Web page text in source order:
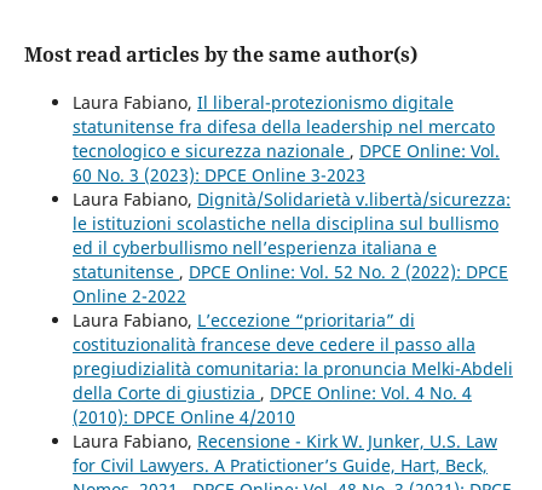
Most read articles by the same author(s)
Laura Fabiano, Il liberal-protezionismo digitale
statunitense fra difesa della leadership nel mercato
tecnologico e sicurezza nazionale , DPCE Online: Vol.
60 No. 3 (2023): DPCE Online 3-2023
Laura Fabiano, Dignità/Solidarietà v.libertà/sicurezza:
le istituzioni scolastiche nella disciplina sul bullismo
ed il cyberbullismo nell’esperienza italiana e
statunitense , DPCE Online: Vol. 52 No. 2 (2022): DPCE
Online 2-2022
Laura Fabiano, L’eccezione “prioritaria” di
costituzionalità francese deve cedere il passo alla
pregiudizialità comunitaria: la pronuncia Melki-Abdeli
della Corte di giustizia , DPCE Online: Vol. 4 No. 4
(2010): DPCE Online 4/2010
Laura Fabiano, Recensione - Kirk W. Junker, U.S. Law
for Civil Lawyers. A Pratictioner’s Guide, Hart, Beck,